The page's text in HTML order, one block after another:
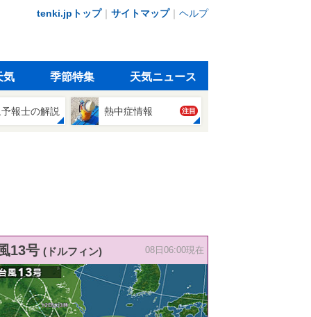
tenki.jpトップ｜ サイトマップ｜ ヘルプ
気 季節特集 天気ニュース
報士の解説 熱中症情報 注目
13号 (ドルフィン) 08日06:00現在